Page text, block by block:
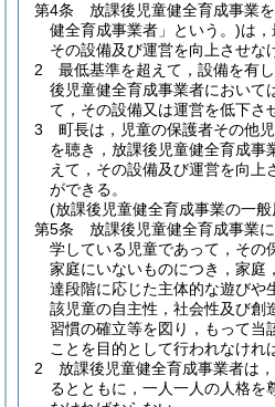
第4条
放課後児童健全育成事業
健全育成事業者」という。)は，
その設備及び運営を向上させな
2
最低基準を超えて，設備を有
後児童健全育成事業者において
て，その設備又は運営を低下さ
3
町長は，児童の保護者その他
を聴き，放課後児童健全育成事
えて，その設備及び運営を向上
ができる。
(放課後児童健全育成事業の一般
第5条
放課後児童健全育成事業
学している児童であって，その
家庭にいないものにつき，家庭
達段階に応じた主体的な遊びや
該児童の自主性，社会性及び創
習慣の確立等を図り，もって当
ことを目的として行われなけれ
2
放課後児童健全育成事業者は
るとともに，一人一人の人格を